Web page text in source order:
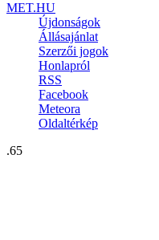
MET.HU
Újdonságok
Állásajánlat
Szerzői jogok
Honlapról
RSS
Facebook
Meteora
Oldaltérkép
.65